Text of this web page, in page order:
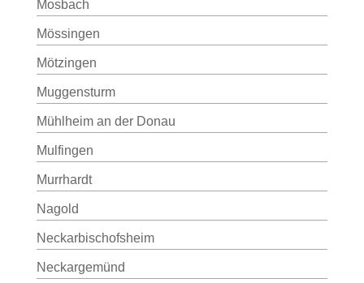
Mosbach
Mössingen
Mötzingen
Muggensturm
Mühlheim an der Donau
Mulfingen
Murrhardt
Nagold
Neckarbischofsheim
Neckargemünd